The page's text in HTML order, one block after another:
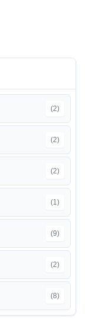
(2)
(2)
(2)
(1)
(9)
(2)
(8)